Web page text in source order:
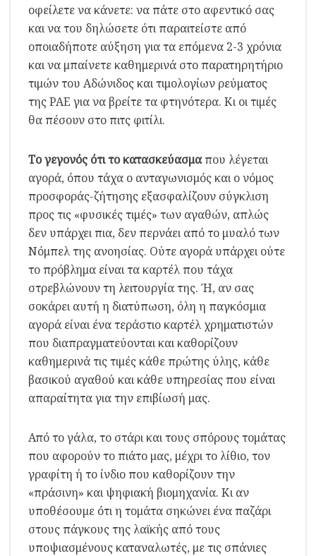
οφείλετε να κάνετε: να πάτε στο αφεντικό σας
και να του δηλώσετε ότι παραιτείστε από
οποιαδήποτε αύξηση για τα επόμενα 2-3 χρόνια
και να μπαίνετε καθημερινά στο παρατηρητήριο
τιμών του Αδώνιδος και τιμολογίων ρεύματος
της ΡΑΕ για να βρείτε τα φτηνότερα. Κι οι τιμές
θα πέσουν στο πιτς φιτίλι.
Το γεγονός ότι το κατασκεύασμαπου λέγεται
αγορά, όπου τάχα ο ανταγωνισμός και ο νόμος
προσφοράς-ζήτησης εξασφαλίζουν σύγκλιση
προς τις «φυσικές τιμές» των αγαθών, απλώς
δεν υπάρχει πια, δεν περνάει από το μυαλό των
Νόμπελ της ανοησίας. Ούτε αγορά υπάρχει ούτε
το πρόβλημα είναι τα καρτέλ που τάχα
στρεβλώνουν τη λειτουργία της. Ή, αν σας
σοκάρει αυτή η διατύπωση, όλη η παγκόσμια
αγορά είναι ένα τεράστιο καρτέλ χρηματιστών
που διαπραγματεύονται και καθορίζουν
καθημερινά τις τιμές κάθε πρώτης ύλης, κάθε
βασικού αγαθού και κάθε υπηρεσίας που είναι
απαραίτητα για την επιβίωσή μας.
Από το γάλα, το στάρι και τους σπόρους τομάτας
που αφορούν το πιάτο μας, μέχρι το λίθιο, τον
γραφίτη ή το ίνδιο που καθορίζουν την
«πράσινη» και ψηφιακή βιομηχανία. Κι αν
υποθέσουμε ότι η τομάτα σηκώνει ένα παζάρι
στους πάγκους της λαϊκής από τους
υποψιασμένους καταναλωτές, με τις σπάνιες